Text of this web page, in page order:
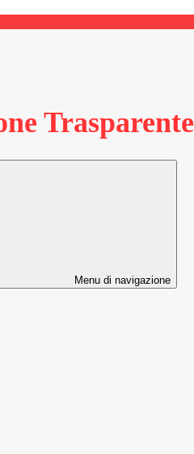
Trasparente
Menu di navigazione